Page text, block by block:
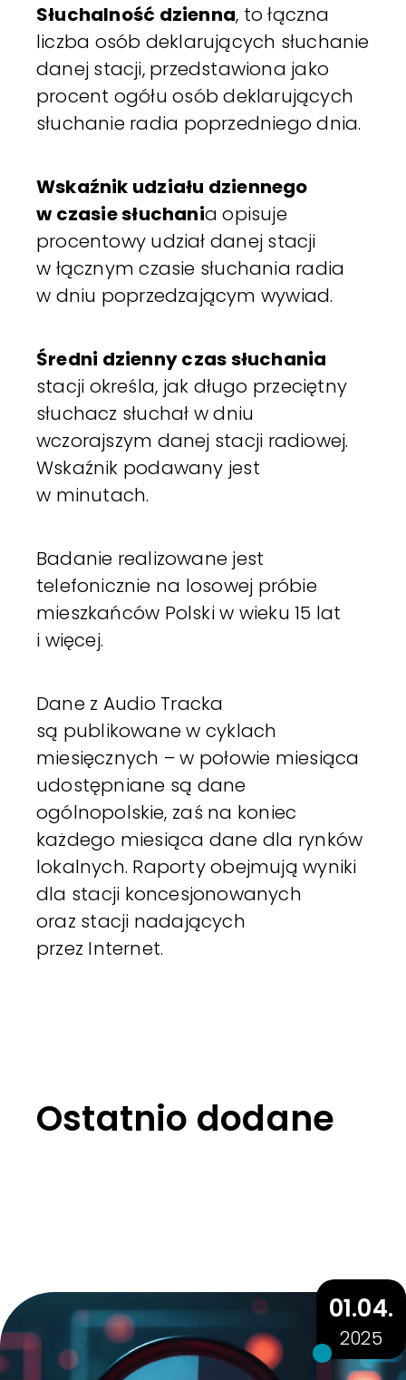
Słuchalność dzienna, to łączna
liczba osób deklarujących słuchanie
danej stacji, przedstawiona jako
procent ogółu osób deklarujących
słuchanie radia poprzedniego dnia.
Wskaźnik udziału dziennego
w czasie słuchania opisuje
procentowy udział danej stacji
w łącznym czasie słuchania radia
w dniu poprzedzającym wywiad.
Średni dzienny czas słuchania
stacji określa, jak długo przeciętny
słuchacz słuchał w dniu
wczorajszym danej stacji radiowej.
Wskaźnik podawany jest
w minutach.
Badanie realizowane jest
telefonicznie na losowej próbie
mieszkańców Polski w wieku 15 lat
i więcej.
Dane z Audio Tracka
są publikowane w cyklach
miesięcznych – w połowie miesiąca
udostępniane są dane
ogólnopolskie, zaś na koniec
każdego miesiąca dane dla rynków
lokalnych. Raporty obejmują wyniki
dla stacji koncesjonowanych
oraz stacji nadających
przez Internet.
Ostatnio dodane
01.04.
2025